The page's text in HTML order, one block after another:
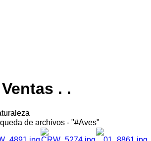
. .
de archivos - "#Aves"